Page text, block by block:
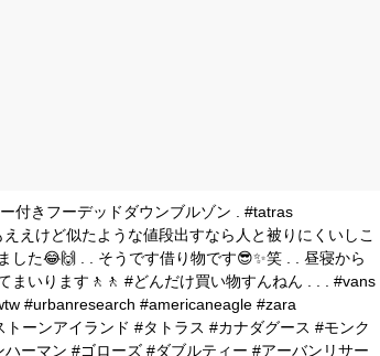
付きフーデッドダウンブルゾン . #tatras
えけど似たような値段出すなら人と被りにくいしこ
した😂🙌 . . そうです借り物です😎✨笑 . . 昼寝から
まいります🚶🚶 #どんだけ買い物すんねん . . . #vans
#urbanresearch #americaneagle #zara
ーンアイランド #タトラス #カナダグース #モンク
ーマン #ゴローズ #ダブルティー #アーバンリサー